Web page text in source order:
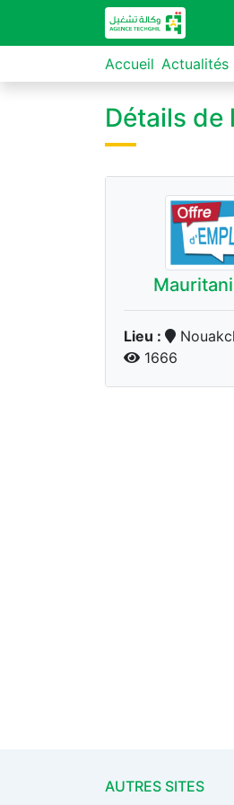
Accueil Actualités
Détails de
Lieu :
1666
AUTRES SITES